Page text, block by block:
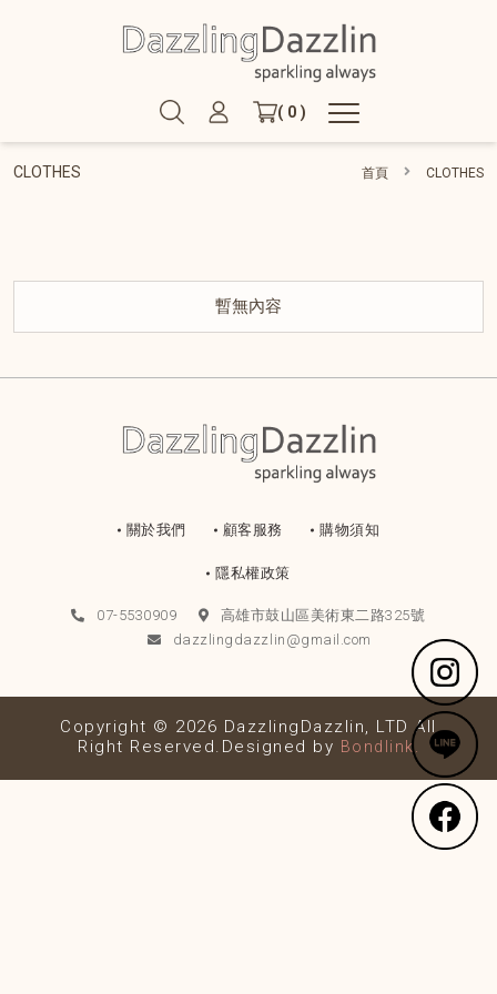
( 0 )
CLOTHES 首頁 CLOTHES
暫無內容
關於我們 顧客服務 購物須知
隱私權政策
07-5530909
高雄市鼓山區美術東二路325號
dazzlingdazzlin@gmail.com
Copyright © 2026 DazzlingDazzlin, LTD All
Right Reserved.Designed by Bondlink.